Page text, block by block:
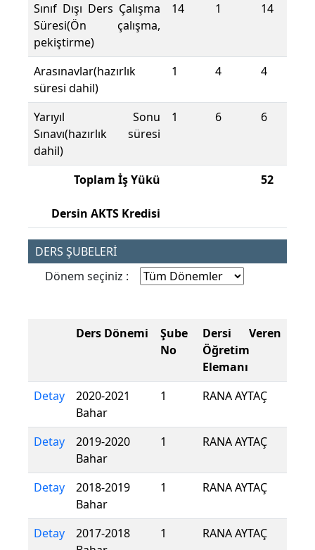
Sınıf Dışı Ders Çalışma
Süresi(Ön çalışma,
pekiştirme)
14 1 14
Arasınavlar(hazırlık
süresi dahil)
1 4 4
Yarıyıl Sonu
Sınavı(hazırlık süresi
dahil)
1 6 6
Toplam İş Yükü
Dersin AKTS Kredisi
52
DERS ŞUBELERİ
Dönem seçiniz :
Ders Dönemi
Şube
No
Dersi Veren
Öğretim
Elemanı
Detay
2020-2021
Bahar
1 RANA AYTAÇ
Detay
2019-2020
Bahar
1 RANA AYTAÇ
Detay
2018-2019
Bahar
1 RANA AYTAÇ
Detay
2017-2018
1 RANA AYTAÇ